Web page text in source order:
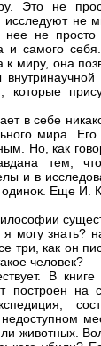
Это не
не
нее не
самого
миру, она
которые
в себе
мира.
Но, как
тем,
и в
Еще И.
могу знать?
три, как он
человек?
В
построен на
животных.